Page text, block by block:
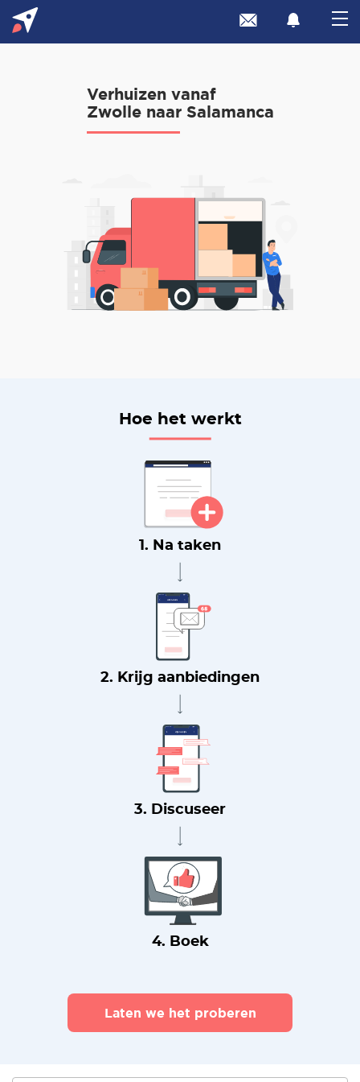
Verhuizen vanaf
Zwolle naar Salamanca
Hoe het werkt
1. Na taken
2. Krijg aanbiedingen
3. Discuseer
4. Boek
Laten we het proberen